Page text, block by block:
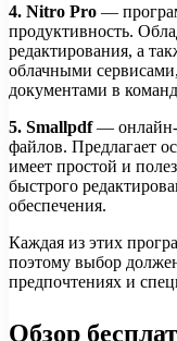
4. Nitro Pro —
продуктивность.
редактирования, а
облачными
документами в
5. Smallpdf— онлайн-
файлов. Предлагает
имеет простой и
быстрого
обеспечения.
Каждая из этих
поэтому выбор
предпочтениях и
Обзор